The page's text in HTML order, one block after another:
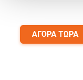
ΑΓΟΡΑ ΤΩΡΑ